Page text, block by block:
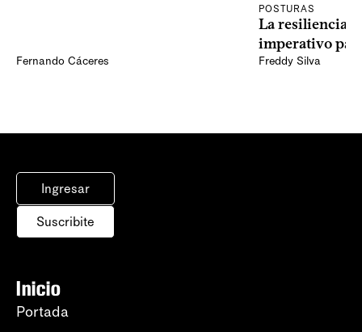
Fernando Cáceres
POSTURAS
La resiliencia
imperativo
Freddy Silva
Ingresar
Suscribite
Inicio
Portada